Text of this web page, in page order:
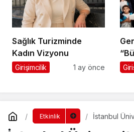
Sağlık Turizminde
Kadın Vizyonu
Girişimcilik 1 ay önce
Etkinlik
İstanbul